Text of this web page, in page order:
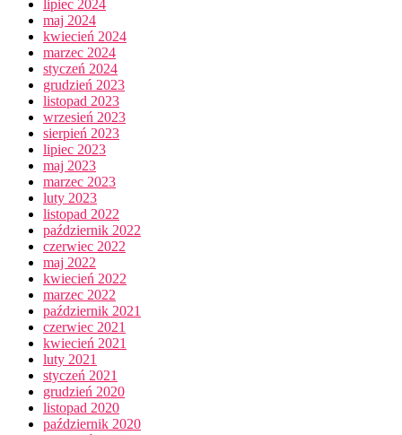
lipiec 2024
maj 2024
kwiecień 2024
marzec 2024
styczeń 2024
grudzień 2023
listopad 2023
wrzesień 2023
sierpień 2023
lipiec 2023
maj 2023
marzec 2023
luty 2023
listopad 2022
październik 2022
czerwiec 2022
maj 2022
kwiecień 2022
marzec 2022
październik 2021
czerwiec 2021
kwiecień 2021
luty 2021
styczeń 2021
grudzień 2020
listopad 2020
październik 2020